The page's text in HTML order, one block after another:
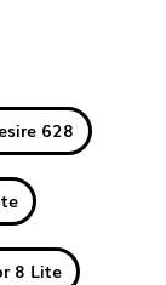
628
8 Lite